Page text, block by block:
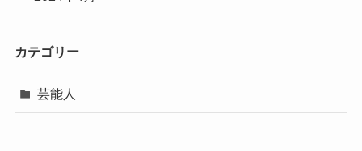
カテゴリー
芸能人